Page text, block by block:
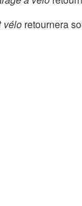
véloretournera